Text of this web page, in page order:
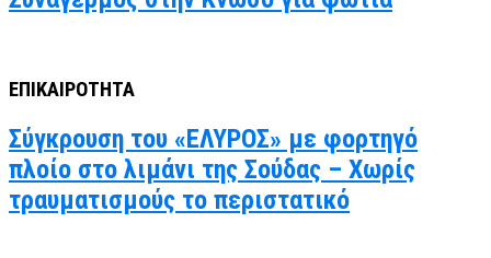
ΕΠΙΚΑΙΡΟΤΗΤΑ
Σύγκρουση του «ΕΛΥΡΟΣ» με φορτηγό
πλοίο στο λιμάνι της Σούδας – Χωρίς
τραυματισμούς το περιστατικό